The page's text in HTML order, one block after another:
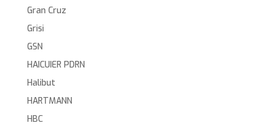
Gran Cruz
Grisi
GSN
HAICUIER PDRN
Halibut
HARTMANN
HBC